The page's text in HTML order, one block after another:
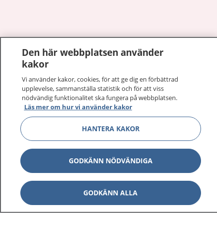
1177 på flera språk
Om 1177
Kontakt
Behandling av personuppgifter
Hantering av kakor
Inställningar för kakor
Den här webbplatsen använder
kakor
Vi använder kakor, cookies, för att ge dig en förbättrad
upplevelse, sammanställa statistik och för att viss
nödvändig funktionalitet ska fungera på webbplatsen.
Läs mer om hur vi använder kakor
HANTERA KAKOR
GODKÄNN NÖDVÄNDIGA
GODKÄNN ALLA